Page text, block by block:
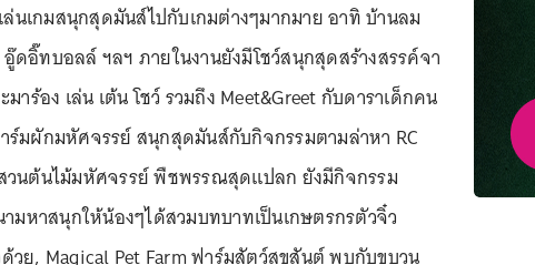
นเกมสนุกสุดมันส์ไปกับเกมต่างๆมากมาย อาทิ บ้านลม
ดอิ๊ทบอลล์ ฯลฯ ภายในงานยังมีโชว์สนุกสุดสร้างสรรค์จา
ร้อง เล่น เต้น โชว์ รวมถึง Meet&Greet กับดาราเด็กคน
ร์มผักมหัศจรรย์ สนุกสุดมันส์กับกิจกรรมตามล่าหา RC
วนต้นไม้มหัศจรรย์ พืชพรรณสุดแปลก ยังมีกิจกรรม
มหาสนุกให้น้องๆได้สวมบทบาทเป็นเกษตรกรตัวจิ๋ว
วย, Magical Pet Farm ฟาร์มสัตว์สุขสันต์ พบกับขบวน